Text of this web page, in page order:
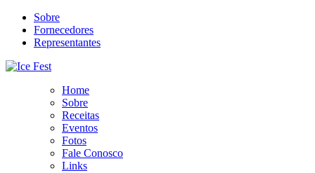
Sobre
Fornecedores
Representantes
Home
Sobre
Receitas
Eventos
Fotos
Fale Conosco
Links